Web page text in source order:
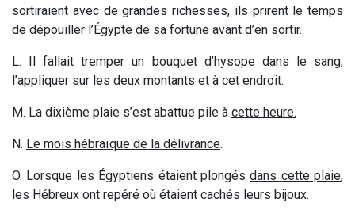
sortiraient avec de grandes richesses, ils prirent le temps
de dépouiller l’Égypte de sa fortune avant d’en sortir.
L. Il fallait tremper un bouquet d’hysope dans le sang,
l’appliquer sur les deux montants et à cet endroit.
M. La dixième plaie s’est abattue pile à cette heure.
N. Le mois hébraïque de la délivrance.
O. Lorsque les Égyptiens étaient plongésdans cette plaie,
les Hébreux ont repéré où étaient cachés leurs bijoux.